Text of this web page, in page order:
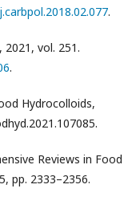
.
2021, vol. 251.
.
Hydrocolloids,
Reviews in Food
pp. 2333–2356.